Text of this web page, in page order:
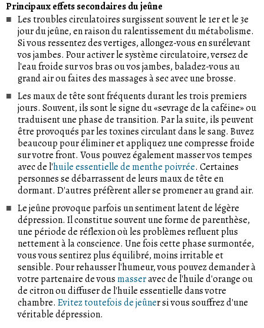
Principaux effets secondaires du jeûne
Les troubles circulatoires surgissent souvent le 1er et le 3e
jour du jeûne, en raison du ralentissement du métabolisme.
Si vous ressentez des vertiges, allongez-vous en surélevant
vos jambes. Pour activer le système circulatoire, versez de
l'eau froide sur vos bras ou vos jambes, baladez-vous au
grand air ou faites des massages à sec avec une brosse.
Les maux de tête sont fréquents durant les trois premiers
jours. Souvent, ils sont le signe du «sevrage de la caféine» ou
traduisent une phase de transition. Par la suite, ils peuvent
être provoqués par les toxines circulant dans le sang. Buvez
beaucoup pour éliminer et appliquez une compresse froide
sur votre front. Vous pouvez également masser vos tempes
avec de l'huile essentielle de menthe poivrée. Certaines
personnes se débarrassent de leurs maux de tête en
dormant. D'autres préfèrent aller se promener au grand air.
Le jeûne provoque parfois un sentiment latent de légère
dépression. Il constitue souvent une forme de parenthèse,
une période de réflexion où les problèmes refluent plus
nettement à la conscience. Une fois cette phase surmontée,
vous vous sentirez plus équilibré, moins irritable et
sensible. Pour rehausser l'humeur, vous pouvez demander à
votre partenaire de vousmasseravec de l'huile d'orange ou
de citron ou diffuser de l'huile essentielle dans votre
chambre. Evitez toutefois de jeûner si vous souffrez d'une
véritable dépression.